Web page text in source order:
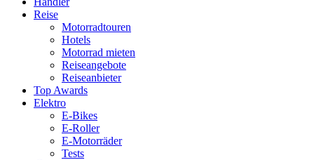
Reise
Motorradtouren
Hotels
Motorrad mieten
Reiseangebote
Reiseanbieter
Top Awards
Elektro
E-Bikes
E-Roller
E-Motorräder
Tests